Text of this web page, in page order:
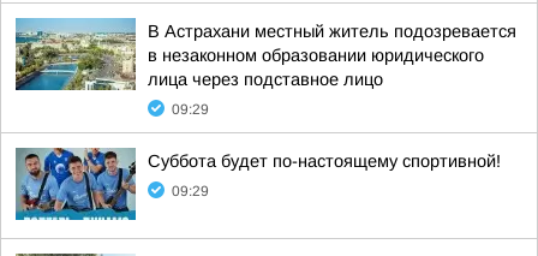
В Астрахани местный житель подозревается
в незаконном образовании юридического
лица через подставное лицо
09:29
Суббота будет по-настоящему спортивной!
09:29